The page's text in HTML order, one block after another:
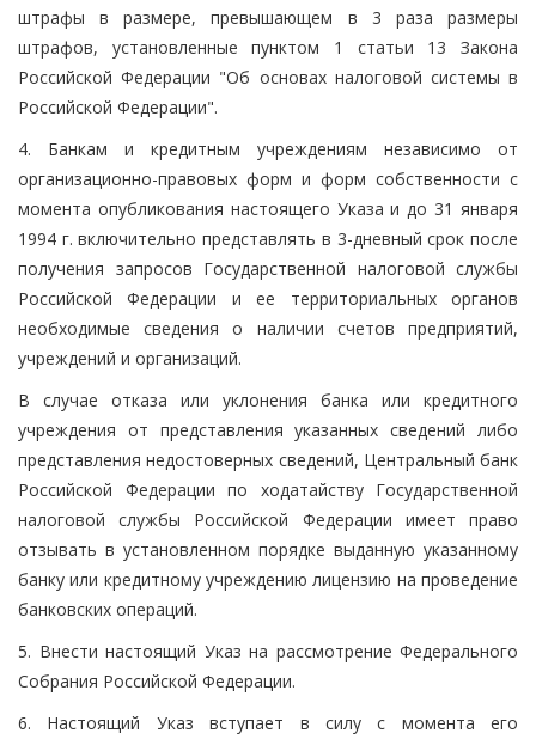
штрафы в размере, превышающем в 3 раза размеры
штрафов, установленные пунктом 1 статьи 13 Закона
Российской Федерации "Об основах налоговой системы в
Российской Федерации".
4. Банкам и кредитным учреждениям независимо от
организационно-правовых форм и форм собственности с
момента опубликования настоящего Указа и до 31 января
1994 г. включительно представлять в 3-дневный срок после
получения запросов Государственной налоговой службы
Российской Федерации и ее территориальных органов
необходимые сведения о наличии счетов предприятий,
учреждений и организаций.
В случае отказа или уклонения банка или кредитного
учреждения от представления указанных сведений либо
представления недостоверных сведений, Центральный банк
Российской Федерации по ходатайству Государственной
налоговой службы Российской Федерации имеет право
отзывать в установленном порядке выданную указанному
банку или кредитному учреждению лицензию на проведение
банковских операций.
5. Внести настоящий Указ на рассмотрение Федерального
Собрания Российской Федерации.
6. Настоящий Указ вступает в силу с момента его